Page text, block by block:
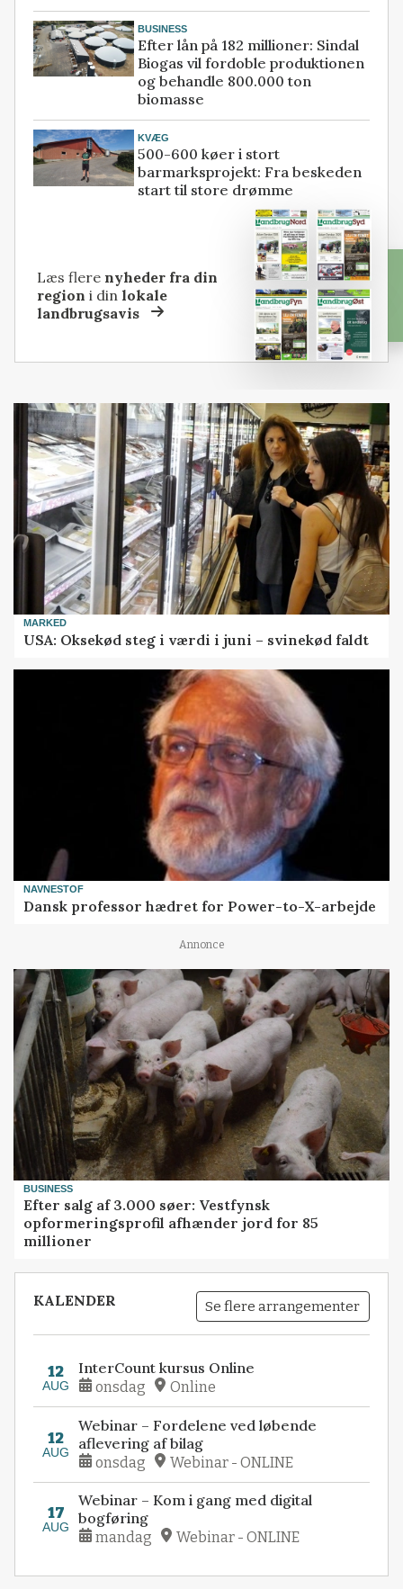
BUSINESS
Efter lån på 182 millioner: Sindal
Biogas vil fordoble produktionen
og behandle 800.000 ton
biomasse
KVÆG
500-600 køer i stort
barmarksprojekt: Fra beskeden
start til store drømme
Læs flere nyheder fra din
region i dinlokale
landbrugsavis
MARKED
USA: Oksekød steg i værdi i juni – svinekød faldt
NAVNESTOF
Dansk professor hædret for Power-to-X-arbejde
Annonce
BUSINESS
Efter salg af 3.000 søer: Vestfynsk
opformeringsprofil afhænder jord for 85
millioner
KALENDER Se flere arrangementer
12
AUG
InterCount kursus Online
onsdag Online
12
AUG
Webinar – Fordelene ved løbende
aflevering af bilag
onsdag Webinar - ONLINE
17
AUG
Webinar – Kom i gang med digital
bogføring
mandag Webinar - ONLINE